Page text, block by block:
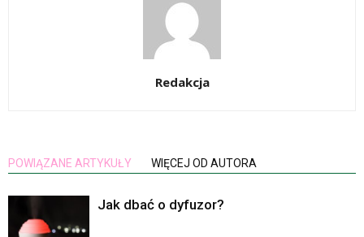
Redakcja
POWIĄZANE ARTYKUŁY WIĘCEJ OD AUTORA
Jak dbać o dyfuzor?